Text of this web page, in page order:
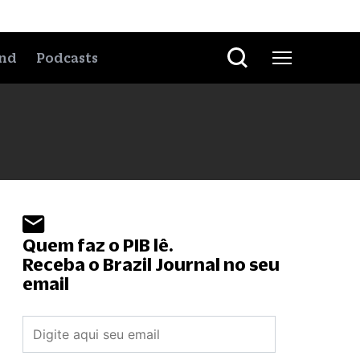
Podcasts
Quem faz o PIB lê.
Receba o Brazil Journal no seu
email